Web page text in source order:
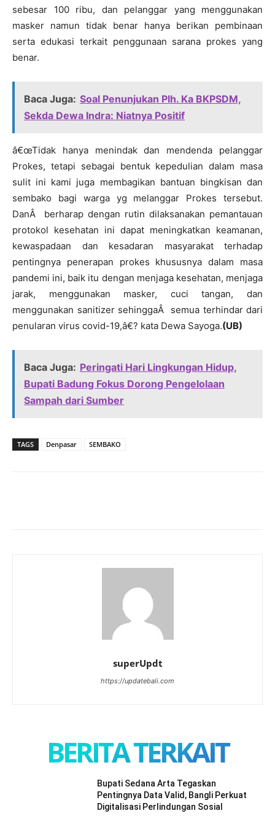
sebesar 100 ribu, dan pelanggar yang menggunakan
masker namun tidak benar hanya berikan pembinaan
serta edukasi terkait penggunaan sarana prokes yang
benar.
Baca Juga: Soal Penunjukan Plh. Ka BKPSDM,
Sekda Dewa Indra: Niatnya Positif
â€œTidak hanya menindak dan mendenda pelanggar
Prokes, tetapi sebagai bentuk kepedulian dalam masa
sulit ini kami juga membagikan bantuan bingkisan dan
sembako bagi warga yg melanggar Prokes tersebut.
DanÂ berharap dengan rutin dilaksanakan pemantauan
protokol kesehatan ini dapat meningkatkan keamanan,
kewaspadaan dan kesadaran masyarakat terhadap
pentingnya penerapan prokes khususnya dalam masa
pandemi ini, baik itu dengan menjaga kesehatan, menjaga
jarak, menggunakan masker, cuci tangan, dan
menggunakan sanitizer sehinggaÂ semua terhindar dari
penularan virus covid-19,â€? kata Dewa Sayoga.(UB)
Baca Juga: Peringati Hari Lingkungan Hidup,
Bupati Badung Fokus Dorong Pengelolaan
Sampah dari Sumber
TAGS Denpasar SEMBAKO
superUpdt
https://updatebali.com
BERITA TERKAIT
Bupati Sedana Arta Tegaskan
Pentingnya Data Valid, Bangli Perkuat
Digitalisasi Perlindungan Sosial